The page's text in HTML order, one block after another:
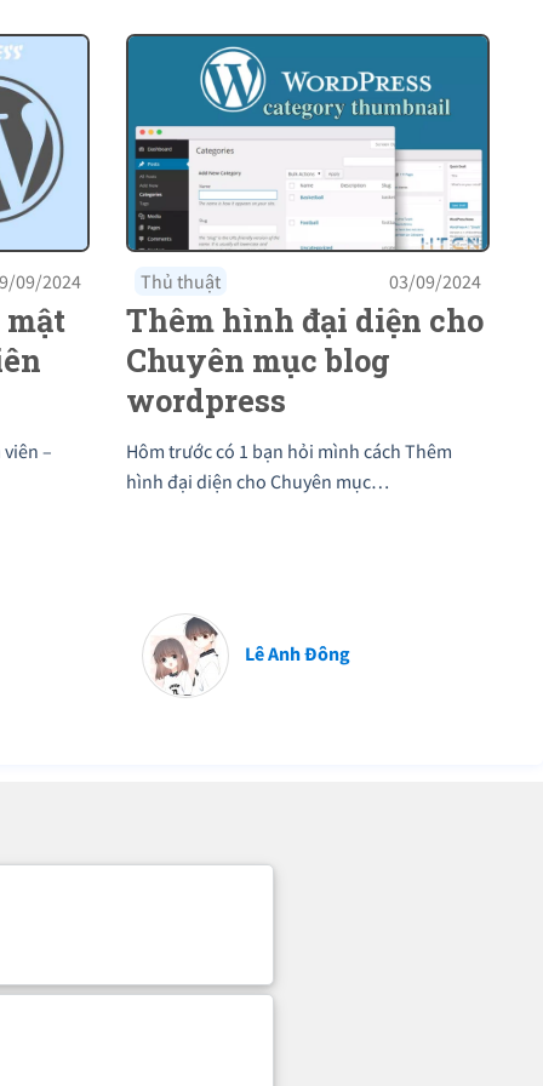
09/2024
mật
–
Thủ thuật 03/09/2024
Thêm hình đại diện cho
Chuyên mục blog
wordpress
Hôm trước có 1 bạn hỏi mình cách Thêm
hình đại diện cho Chuyên mục…
Lê Anh Đông